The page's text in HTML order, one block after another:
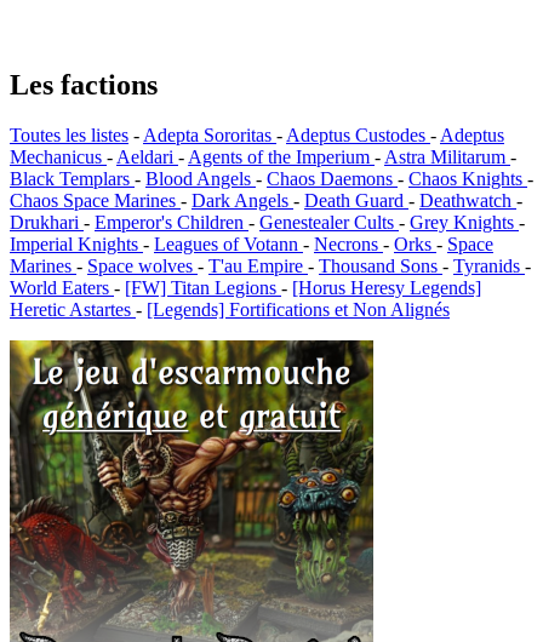
Les factions
Toutes les listes -Adepta Sororitas -Adeptus Custodes -Adeptus
Mechanicus -Aeldari -Agents of the Imperium -Astra Militarum -
Black Templars - Blood Angels - Chaos Daemons - Chaos Knights -
Chaos Space Marines - Dark Angels - Death Guard - Deathwatch -
Drukhari - Emperor's Children - Genestealer Cults - Grey Knights -
Imperial Knights - Leagues of Votann - Necrons - Orks - Space
Marines - Space wolves - T'au Empire - Thousand Sons - Tyranids -
World Eaters - [FW] Titan Legions - [Horus Heresy Legends]
Heretic Astartes - [Legends] Fortifications et Non Alignés